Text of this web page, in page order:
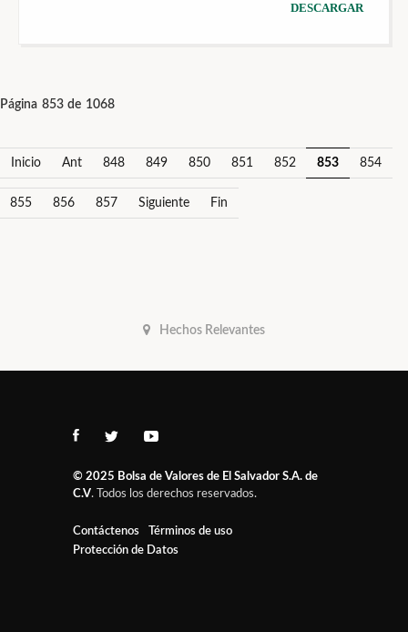
DESCARGAR
Página 853 de 1068
Inicio Ant 848 849 850 851 852 853 854
855 856 857 Siguiente Fin
Hechos Relevantes
© 2025 Bolsa de Valores de El Salvador S.A. de
C.V. Todos los derechos reservados.
Contáctenos
Términos de uso
Protección de Datos